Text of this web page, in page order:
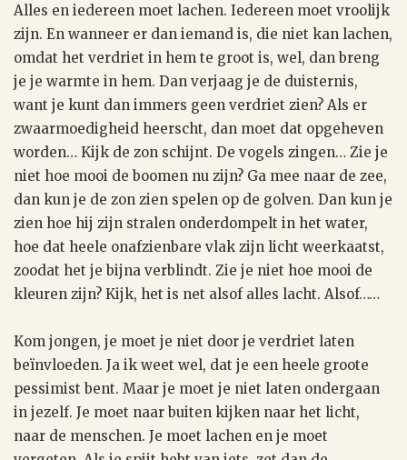
Alles en iedereen moet lachen. Iedereen moet vroolijk
zijn. En wanneer er dan iemand is, die niet kan lachen,
omdat het verdriet in hem te groot is, wel, dan breng
je je warmte in hem. Dan verjaag je de duisternis,
want je kunt dan immers geen verdriet zien? Als er
zwaarmoedigheid heerscht, dan moet dat opgeheven
worden… Kijk de zon schijnt. De vogels zingen… Zie je
niet hoe mooi de boomen nu zijn? Ga mee naar de zee,
dan kun je de zon zien spelen op de golven. Dan kun je
zien hoe hij zijn stralen onderdompelt in het water,
hoe dat heele onafzienbare vlak zijn licht weerkaatst,
zoodat het je bijna verblindt. Zie je niet hoe mooi de
kleuren zijn? Kijk, het is net alsof alles lacht. Alsof……
Kom jongen, je moet je niet door je verdriet laten
beïnvloeden. Ja ik weet wel, dat je een heele groote
pessimist bent. Maar je moet je niet laten ondergaan
in jezelf. Je moet naar buiten kijken naar het licht,
naar de menschen. Je moet lachen en je moet